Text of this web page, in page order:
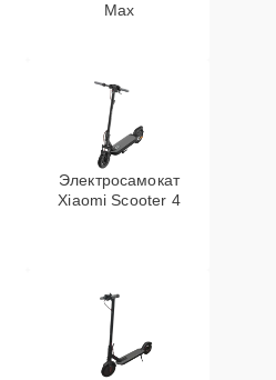
Max
Электросамокат
Xiaomi Scooter 4